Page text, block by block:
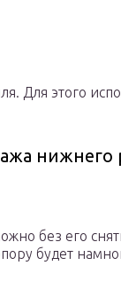
Для этого
нижнего
без его
будет